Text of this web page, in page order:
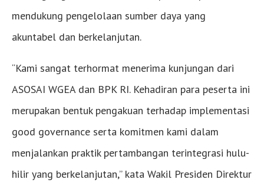
mendukung pengelolaan sumber daya yang
akuntabel dan berkelanjutan.
“Kami sangat terhormat menerima kunjungan dari
ASOSAI WGEA dan BPK RI. Kehadiran para peserta ini
merupakan bentuk pengakuan terhadap implementasi
good governance serta komitmen kami dalam
menjalankan praktik pertambangan terintegrasi hulu-
hilir yang berkelanjutan,” kata Wakil Presiden Direktur